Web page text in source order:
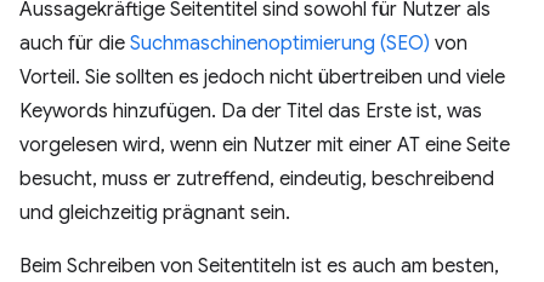
Aussagekräftige Seitentitel sind sowohl für Nutzer als
auch für die Suchmaschinenoptimierung (SEO) von
Vorteil. Sie sollten es jedoch nicht übertreiben und viele
Keywords hinzufügen. Da der Titel das Erste ist, was
vorgelesen wird, wenn ein Nutzer mit einer AT eine Seite
besucht, muss er zutreffend, eindeutig, beschreibend
und gleichzeitig prägnant sein.
Beim Schreiben von Seitentiteln ist es auch am besten,